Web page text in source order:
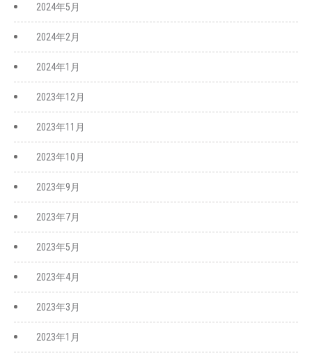
2024年5月
2024年2月
2024年1月
2023年12月
2023年11月
2023年10月
2023年9月
2023年7月
2023年5月
2023年4月
2023年3月
2023年1月